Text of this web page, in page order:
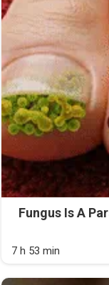
Fungus Is A
7 h 53 min